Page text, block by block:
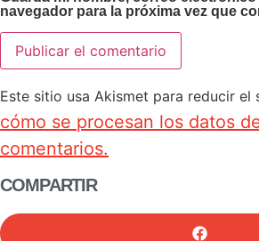
navegador para la próxima vez que
Este sitio usa Akismet para reducir el
cómo se procesan los datos
comentarios.
COMPARTIR